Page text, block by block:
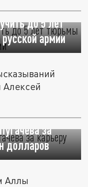
до 5 лет
армии
Алексей
за
долларов
Аллы